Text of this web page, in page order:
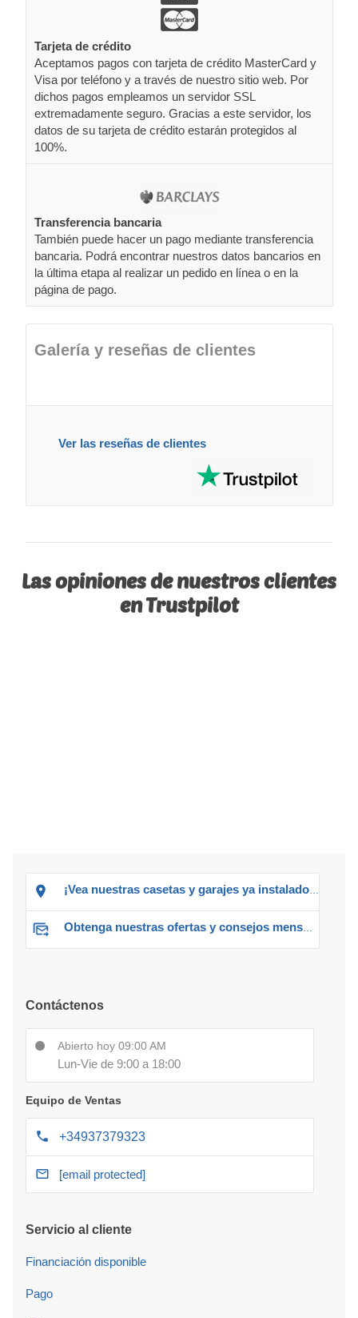
Tarjeta de crédito
Aceptamos pagos con tarjeta de crédito MasterCard y
Visa por teléfono y a través de nuestro sitio web. Por
dichos pagos empleamos un servidor SSL
extremadamente seguro. Gracias a este servidor, los
datos de su tarjeta de crédito estarán protegidos al
100%.
Transferencia bancaria
También puede hacer un pago mediante transferencia
bancaria. Podrá encontrar nuestros datos bancarios en
la última etapa al realizar un pedido en línea o en la
página de pago.
Galería y reseñas de clientes
Ver las reseñas de clientes
Las opiniones de nuestros clientes
en Trustpilot
¡Vea nuestras casetas y garajes ya instalados!
Obtenga nuestras ofertas y consejos mensuales
Contáctenos
Abierto hoy 09:00 AM
Lun-Vie de 9:00 a 18:00
Equipo de Ventas
+34937379323
[email protected]
Servicio al cliente
Financiación disponible
Pago